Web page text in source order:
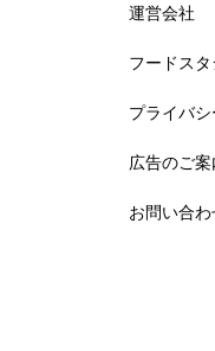
運営会社
フードス
プライバ
広告のご案
お問い合